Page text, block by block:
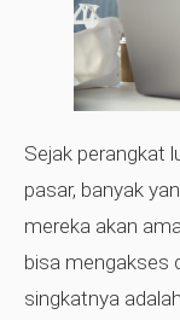
Sejak perangkat
pasar, banyak
mereka akan
bisa mengakses
singkatnya